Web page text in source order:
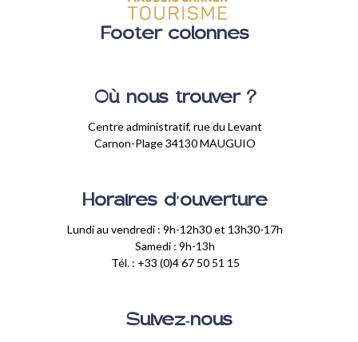
Footer colonnes
Où nous trouver ?
Centre administratif, rue du Levant
Carnon-Plage 34130 MAUGUIO
Horaires d'ouverture
Lundi au vendredi : 9h-12h30 et 13h30-17h
Samedi : 9h-13h
Tél. : +33 (0)4 67 50 51 15
Suivez-nous